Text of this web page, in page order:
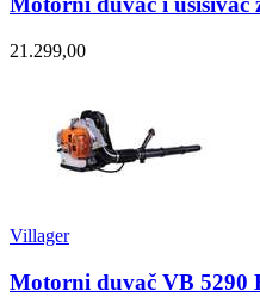
21.299,00
Villager
Motorni duvač VB 5290